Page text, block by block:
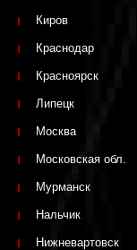
Киров
Краснодар
Красноярск
Липецк
Москва
Московская обл.
Мурманск
Нальчик
Нижневартовск